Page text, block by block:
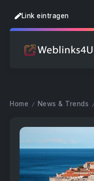
Link eintragen
Home / News & Trends /